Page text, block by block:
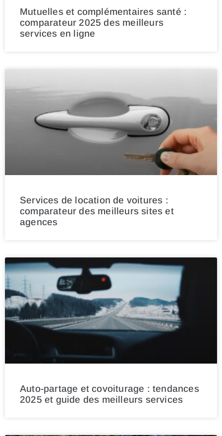
Mutuelles et complémentaires santé :
comparateur 2025 des meilleurs
services en ligne
Services de location de voitures :
comparateur des meilleurs sites et
agences
Auto-partage et covoiturage : tendances
2025 et guide des meilleurs services